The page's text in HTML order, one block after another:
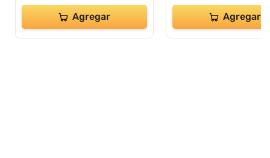
Agregar Agregar